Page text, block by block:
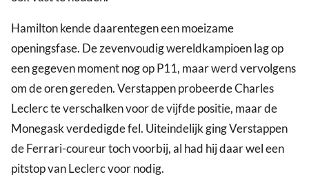
Hamilton kende daarentegen een moeizame
openingsfase. De zevenvoudig wereldkampioen lag op
een gegeven moment nog op P11, maar werd vervolgens
om de oren gereden. Verstappen probeerde Charles
Leclerc te verschalken voor de vijfde positie, maar de
Monegask verdedigde fel. Uiteindelijk ging Verstappen
de Ferrari-coureur toch voorbij, al had hij daar wel een
pitstop van Leclerc voor nodig.